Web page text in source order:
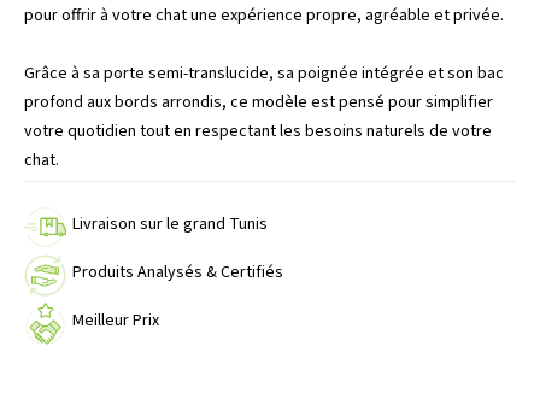
pour offrir à votre chat une expérience propre, agréable et privée.
Grâce à sa porte semi-translucide, sa poignée intégrée et son bac
profond aux bords arrondis, ce modèle est pensé pour simplifier
votre quotidien tout en respectant les besoins naturels de votre
chat.
Livraison sur le grand Tunis
Produits Analysés & Certifiés
Meilleur Prix